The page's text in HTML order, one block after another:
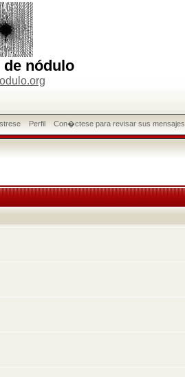
nódulo
Perfil Con�ctese para revisar sus mensajes